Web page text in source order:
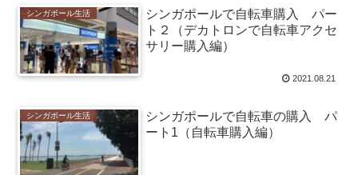
シンガポール生活
シンガポールで自転車購入 パー
ト２（デカトロンで自転車アクセ
サリー購入編）
2021.08.21
シンガポール生活
シンガポールで自転車の購入 パ
ート1（自転車購入編）